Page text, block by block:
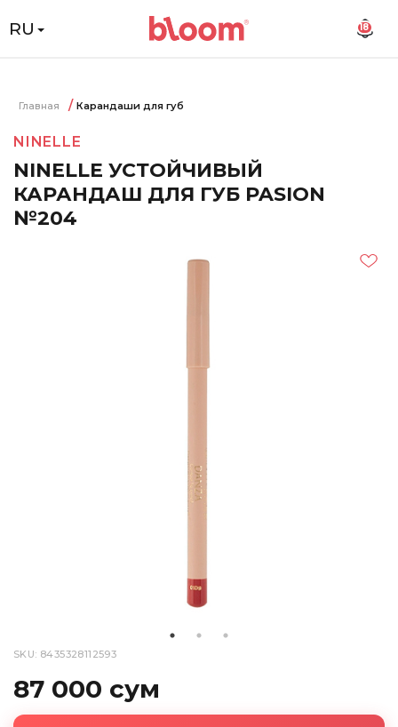
RU 18
Главная Карандаши для губ
NINELLE
NINELLE УСТОЙЧИВЫЙ
КАРАНДАШ ДЛЯ ГУБ PASION
№204
SKU: 8435328112593
87 000 сум